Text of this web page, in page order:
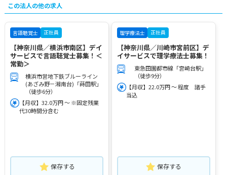
この法人の他の求人
言語聴覚士 正社員
【神奈川県／横浜市南区】デイ
サービスで言語聴覚士募集！＜
常勤＞
横浜市営地下鉄ブルーライン
(あざみ野－湘南台)「蒔田駅」
（徒歩6分）
【月収】32.0万円 ～ ※固定残業
代30時間分含む
保存する
理学療法士 正社員
【神奈川県／川崎市宮前区】デ
イサービスで理学療法士募集！
東急田園都市線「宮崎台駅」
（徒歩9分）
【月収】22.0万円 ～ 程度 諸手
当込
保存する